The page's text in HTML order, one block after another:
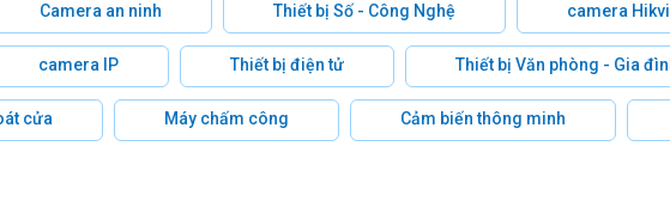
Camera an ninh Thiết bị Số - Công Nghệ camera
camera IP Thiết bị điện tử Thiết bị Văn phòng - Gia
cửa Máy chấm công Cảm biến thông minh